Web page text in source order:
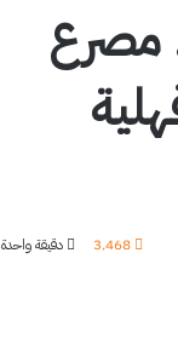
مصرع
3٬468 دقيقة واحدة